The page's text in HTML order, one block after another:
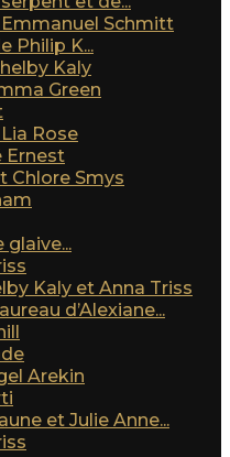
Emmanuel Schmitt
Philip K...
Kaly
Green
Rose
Ernest
Chlore Smys
glaive...
Kaly et Anna Triss
d’Alexiane...
Arekin
et Julie Anne...